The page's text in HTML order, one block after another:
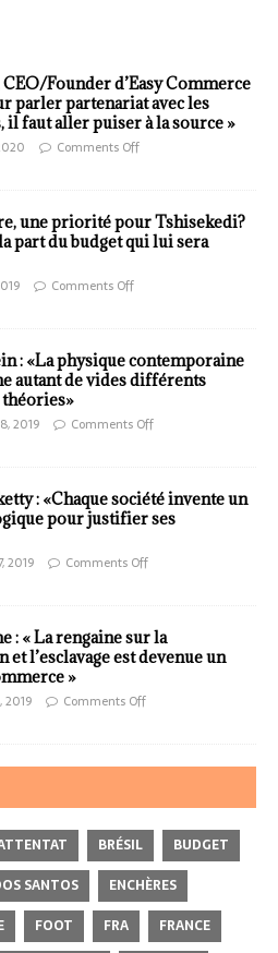
Founder d’Easy Commerce
parler partenariat avec les
il faut aller puiser à la source »
Comments Off
une priorité pour Tshisekedi?
part du budget qui lui sera
Comments Off
: «La physique contemporaine
autant de vides différents
théories»
2019 Comments Off
: «Chaque société invente un
pour justifier ses
2019 Comments Off
: « La rengaine sur la
et l’esclavage est devenue un
»
2019 Comments Off
BRÉSIL
BUDGET
SANTOS
ENCHÈRES
FOOT FRA FRANCE